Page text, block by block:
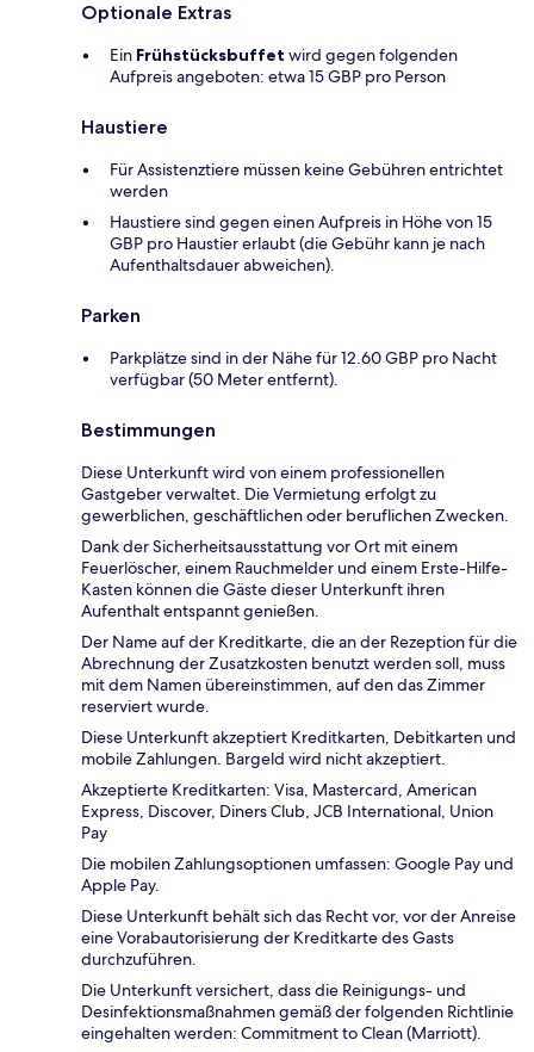
Optionale Extras
Ein Frühstücksbuffet wird gegen folgenden
Aufpreis angeboten: etwa 15 GBP pro Person
Haustiere
Für Assistenztiere müssen keine Gebühren entrichtet
werden
Haustiere sind gegen einen Aufpreis in Höhe von 15
GBP pro Haustier erlaubt (die Gebühr kann je nach
Aufenthaltsdauer abweichen).
Parken
Parkplätze sind in der Nähe für 12.60 GBP pro Nacht
verfügbar (50 Meter entfernt).
Bestimmungen
Diese Unterkunft wird von einem professionellen
Gastgeber verwaltet. Die Vermietung erfolgt zu
gewerblichen, geschäftlichen oder beruflichen Zwecken.
Dank der Sicherheitsausstattung vor Ort mit einem
Feuerlöscher, einem Rauchmelder und einem Erste-Hilfe-
Kasten können die Gäste dieser Unterkunft ihren
Aufenthalt entspannt genießen.
Der Name auf der Kreditkarte, die an der Rezeption für die
Abrechnung der Zusatzkosten benutzt werden soll, muss
mit dem Namen übereinstimmen, auf den das Zimmer
reserviert wurde.
Diese Unterkunft akzeptiert Kreditkarten, Debitkarten und
mobile Zahlungen. Bargeld wird nicht akzeptiert.
Akzeptierte Kreditkarten: Visa, Mastercard, American
Express, Discover, Diners Club, JCB International, Union
Pay
Die mobilen Zahlungsoptionen umfassen: Google Pay und
Apple Pay.
Diese Unterkunft behält sich das Recht vor, vor der Anreise
eine Vorabautorisierung der Kreditkarte des Gasts
durchzuführen.
Die Unterkunft versichert, dass die Reinigungs- und
Desinfektionsmaßnahmen gemäß der folgenden Richtlinie
eingehalten werden: Commitment to Clean (Marriott).